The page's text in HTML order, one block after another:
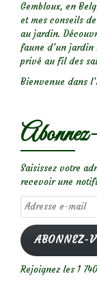
Gembloux, en
et mes conseils
au jardin.
faune d’un
privé au fil des
Bienvenue dans
Saisissez votre
recevoir une
Adresse
e-
mail
ABONNEZ-
Rejoignez les 1